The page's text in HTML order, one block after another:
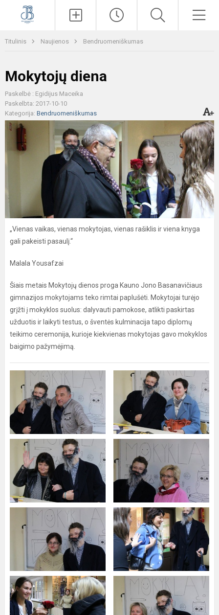
Titulinis Naujienos Bendruomeniškumas
Mokytojų diena
Paskelbė : Egidijus Maceika
Paskelbta: 2017-10-10
Kategorija: Bendruomeniškumas
„Vienas vaikas, vienas mokytojas, vienas rašiklis ir viena knyga
gali pakeisti pasaulį.“
Malala Yousafzai
Šiais metais Mokytojų dienos proga Kauno Jono Basanavičiaus
gimnazijos mokytojams teko rimtai paplušėti. Mokytojai turėjo
grįžti į mokyklos suolus: dalyvauti pamokose, atlikti paskirtas
užduotis ir laikyti testus, o šventės kulminacija tapo diplomų
teikimo ceremonija, kurioje kiekvienas mokytojas gavo mokyklos
baigimo pažymėjimą.